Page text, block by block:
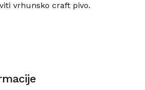
vrhunsko craft pivo.